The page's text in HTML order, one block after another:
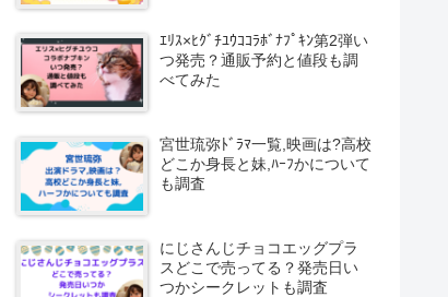
ｴﾘｽ×ﾋｸﾞﾁﾕｳｺｺﾗﾎﾞﾅﾌﾟｷﾝ第2弾い
つ発売？通販予約と値段も調
べてみた
宮世琉弥ﾄﾞﾗﾏ一覧,映画は?高校
どこか身長と妹,ﾊｰﾌかについて
も調査
にじさんじチョコエッグプラ
スどこで売ってる？発売日い
つかシークレットも調査